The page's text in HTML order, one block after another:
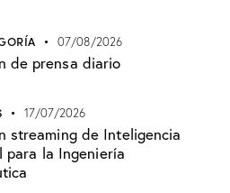
07/08/2026
de prensa diario
17/07/2026
streaming de Inteligencia
para la Ingeniería